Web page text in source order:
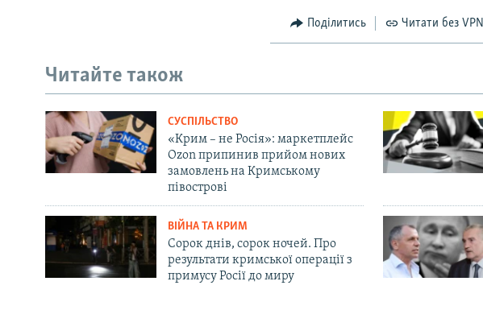
Поділитись Читати без VPN
Читайте також
СУСПІЛЬСТВО
«Крим – не Росія»: маркетплейс
Ozon припинив прийом нових
замовлень на Кримському
півострові
ВІЙНА ТА КРИМ
Сорок днів, сорок ночей. Про
результати кримської операції з
примусу Росії до миру